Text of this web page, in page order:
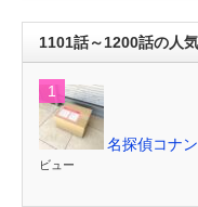
1101話～1200話の人
名探偵コナ
ビュー